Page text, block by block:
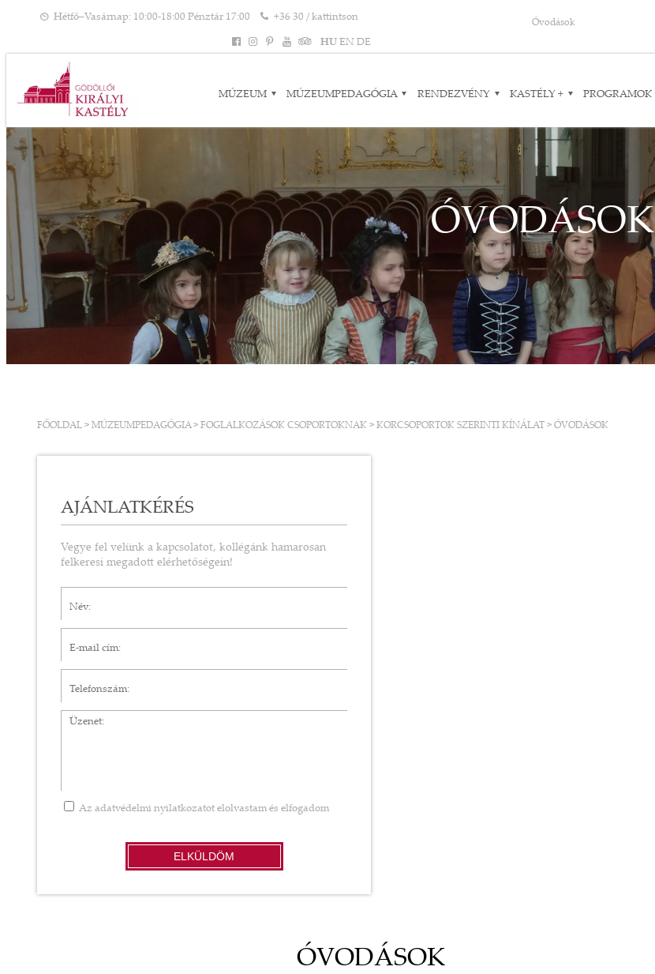
Hétfő–Vasárnap: 10:00-18:00 Pénztár 17:00 +36 30 / kattintson
Óvodások
HU EN DE
MÚZEUM MÚZEUMPEDAGÓGIA RENDEZVÉNY KASTÉLY + PROGRAMOK
ÓVODÁSOK
FŐOLDAL > MÚZEUMPEDAGÓGIA> FOGLALKOZÁSOK CSOPORTOKNAK > KORCSOPORTOK SZERINTI KÍNÁLAT > ÓVODÁSOK
AJÁNLATKÉRÉS
Vegye fel velünk a kapcsolatot, kollégánk hamarosan
felkeresi megadott elérhetőségein!
Üzenet
Az adatvédelmi nyilatkozatot elolvastam és elfogadom
ELKÜLDÖM
ÓVODÁSOK